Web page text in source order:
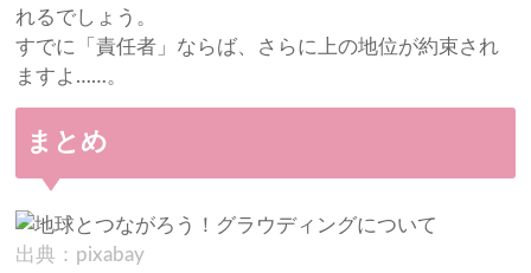
れるでしょう。
すでに「責任者」ならば、さらに上の地位が約束され
ますよ……。
まとめ
出典：pixabay